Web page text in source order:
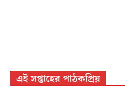
এই সপ্তাহের পাঠকপ্রিয়